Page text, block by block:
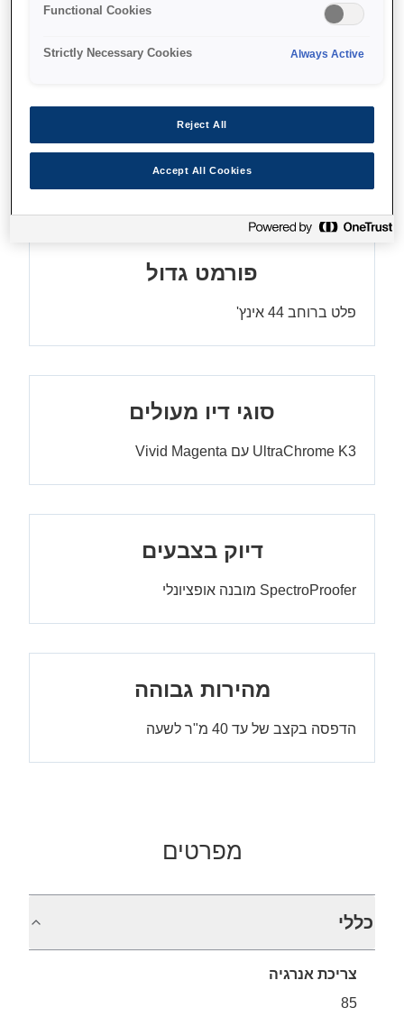
מאפיינים
פורמט גדול
פלט ברוחב 44 אינץ'
סוגי דיו מעולים
UltraChrome K3 עם Vivid Magenta
דיוק בצבעים
SpectroProofer מובנה אופציונלי
מהירות גבוהה
הדפסה בקצב של עד 40 מ"ר לשעה
מפרטים
כללי
צריכת אנרגיה
85
Functional Cookies
Strictly Necessary Cookies Always Active
Reject All
Accept All Cookies